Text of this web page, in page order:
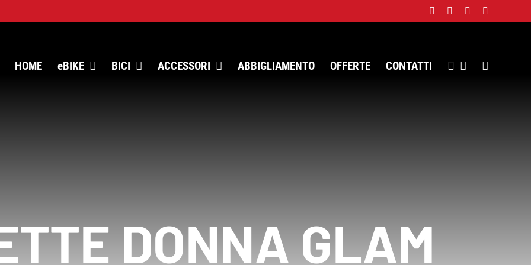
Facebook
TwitterInstagram
HOME eBIKE BICI ACCESSORI ABBIGLIAMENTO OFFERTE CONTATTI
DONNA GLAM